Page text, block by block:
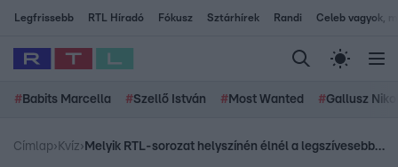
Legfrissebb RTL Híradó Fókusz Sztárhírek Randi Celeb vagyok,
# Babits Marcella #Szellő István # Most Wanted #Gallusz
Címlap› Kvíz› Melyik RTL-sorozat helyszínén élnél a legszívesebben? Töltsd ki a kvízt és kiderül!